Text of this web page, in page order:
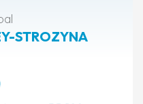
STROZYNA